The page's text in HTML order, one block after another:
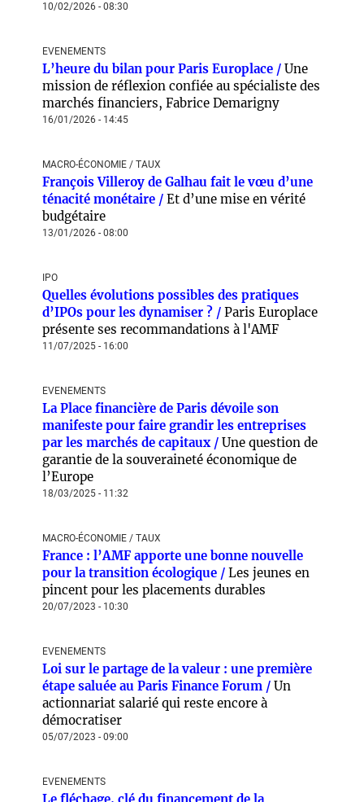
10/02/2026 - 08:30
EVENEMENTS
L’heure du bilan pour Paris Europlace / Une
mission de réflexion confiée au spécialiste des
marchés financiers, Fabrice Demarigny
16/01/2026 - 14:45
MACRO-ÉCONOMIE / TAUX
François Villeroy de Galhau fait le vœu d’une
ténacité monétaire / Et d’une mise en vérité
budgétaire
13/01/2026 - 08:00
IPO
Quelles évolutions possibles des pratiques
d’IPOs pour les dynamiser ? / Paris Europlace
présente ses recommandations à l'AMF
11/07/2025 - 16:00
EVENEMENTS
La Place financière de Paris dévoile son
manifeste pour faire grandir les entreprises
par les marchés de capitaux / Une question de
garantie de la souveraineté économique de
l’Europe
18/03/2025 - 11:32
MACRO-ÉCONOMIE / TAUX
France : l’AMF apporte une bonne nouvelle
pour la transition écologique / Les jeunes en
pincent pour les placements durables
20/07/2023 - 10:30
EVENEMENTS
Loi sur le partage de la valeur : une première
étape saluée au Paris Finance Forum / Un
actionnariat salarié qui reste encore à
démocratiser
05/07/2023 - 09:00
EVENEMENTS